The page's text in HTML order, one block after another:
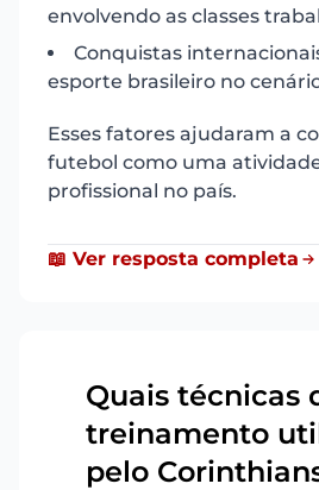
envolvendo as classes
Conquistas
esporte brasileiro no
Esses fatores ajudaram a
futebol como uma
profissional no país.
📖 Ver resposta completa
Quais técnicas
treinamento
pelo